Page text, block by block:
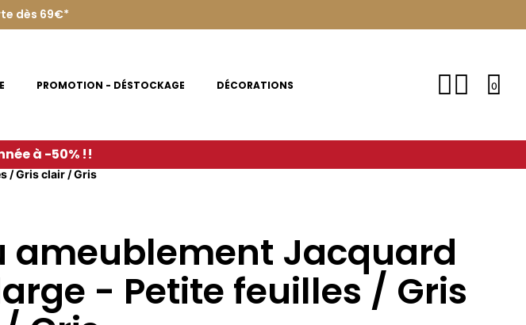
dès 69€*
PROMOTION - DÉSTOCKAGE DÉCORATIONS 0
à -50% !!
/ Gris clair / Gris
ameublement Jacquard
- Petite feuilles / Gris